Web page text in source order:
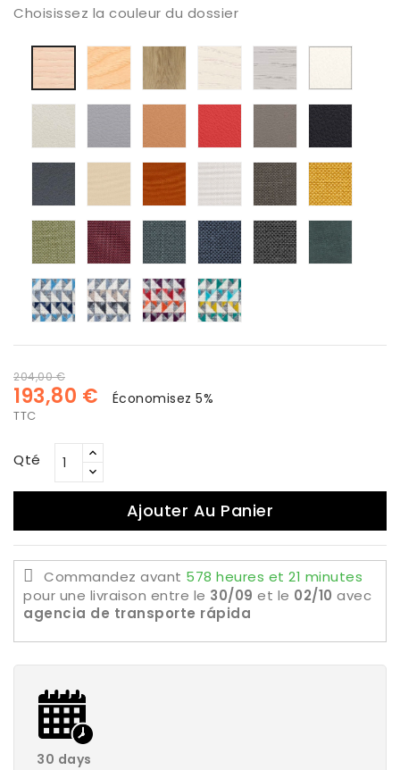
Choisissez la couleur du dossier
Fresno
Nórdico
Frêne
naturel
Frêne
arctique
Frêne
Blanco
Gris
Valencia
Terracota
Tapizado
Valencia
CapuccinoNegro
Grafito
Tapizado
Silvertex
Arizona
Tapizado
Silvertex
Cobre
Tapizado
Maglia
Blanco
Tapizado
Maglia
Trufa
Maglia
Tapizado
Maglia
Lima
Tapizado
Maglia
Burdeos
Tapizado
Maglia
Verde
Tapizado
Maglia
Azul
Tapizado
Maglia
Negro
Verde
sali
azul
dsli
gris
dali
rojo
dali
verde
204,00 €
193,80 € Économisez 5%
TTC
Qté
Ajouter Au Panier
Commandez avant 578 heures et 21 minutes
pour une livraison entre le 30/09 et le 02/10 avec
agencia de transporte rápida
30 days